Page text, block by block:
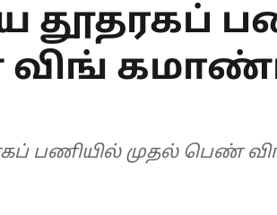
தூதரகப்
பணியில் முதல் பெண்